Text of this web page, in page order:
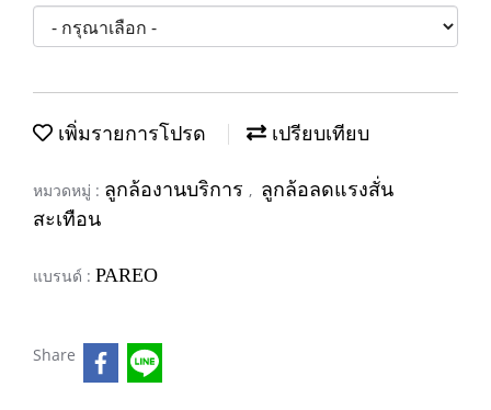
เพิ่มรายการโปรด เปรียบเทียบ
หมวดหมู่ : ลูกล้องานบริการ , ลูกล้อลดแรงสั่น
สะเทือน
แบรนด์ : PAREO
Share